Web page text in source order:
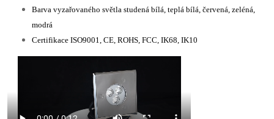
Barva vyzařovaného světla studená bílá, teplá bílá, červená, zeléná,
modrá
Certifikace ISO9001, CE, ROHS, FCC, IK68, IK10